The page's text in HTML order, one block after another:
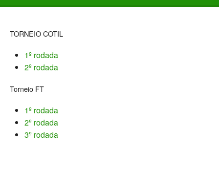
TORNEIO COTIL
1º rodada
2º rodada
Torneio FT
1º rodada
2º rodada
3º rodada